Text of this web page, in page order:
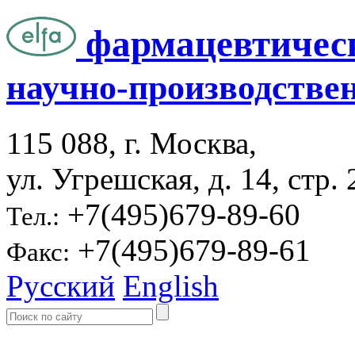
научно-
115 088, г. Москва,
ул. Угрешская, д. 14, стр.
Тел.: +7(495)679-89-60
Факс: +7(495)679-89-61
Русский English